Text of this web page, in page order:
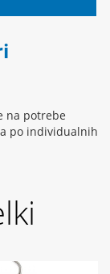
na potrebe
po individualnih